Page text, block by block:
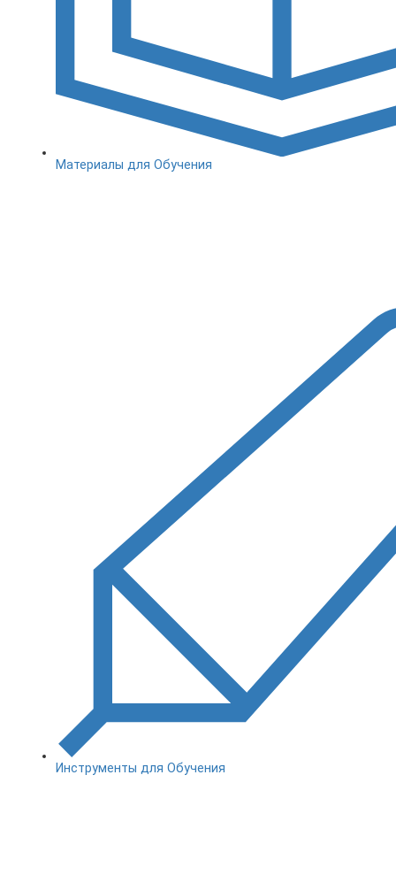
Материалы для Обучения
Инструменты для Обучения